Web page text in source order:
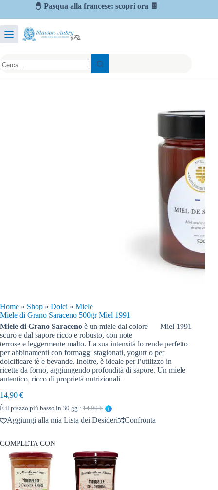
🐣 Pasqua alla francese: scopri ora 🍫
Home » Shop » Dolci » Miele
Miele di Grano Saraceno 500gr Miel 1991
Miel 1991
Miele di Grano Saraceno è un miele dal colore
scuro e dal sapore ricco e robusto, con note
terrose e leggermente malto. La sua intensità lo rende perfetto
per abbinamenti con formaggi stagionati, yogurt o per
dolcificare tè e bevande. Inoltre, è ideale per l’utilizzo in
ricette da forno, aggiungendo profondità di sapore. Un miele
autentico, ricco di proprietà nutrizionali.
14,90 €
È il prezzo più basso in 30 gg : 14.90 €
Aggiungi alla mia Lista dei Desideri Confronta
COMPLETA CON